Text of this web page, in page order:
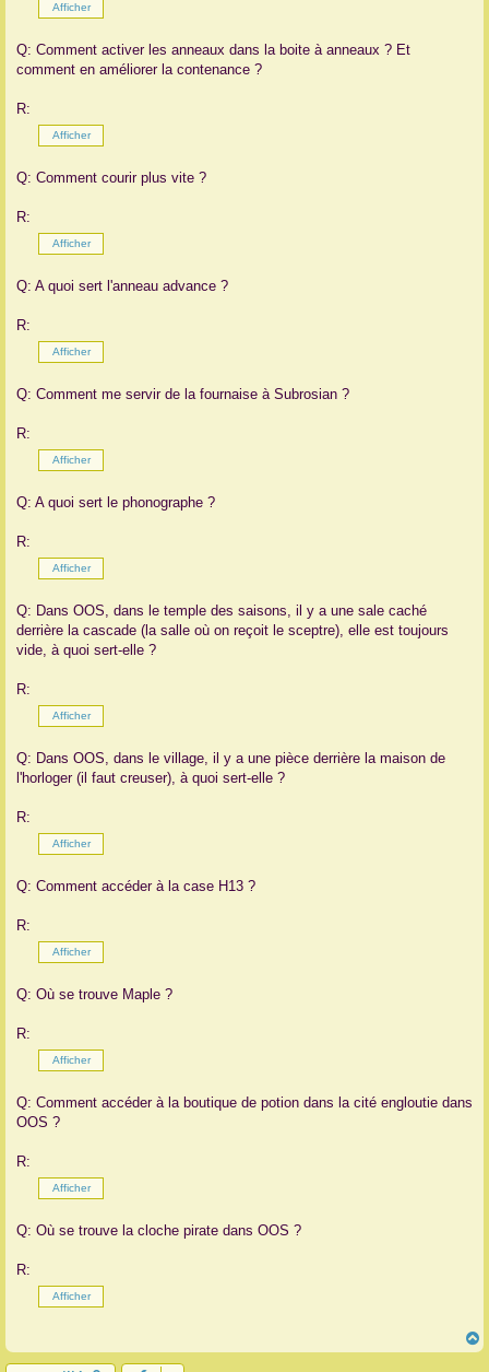
Q: Comment activer les anneaux dans la boite à anneaux ? Et
comment en améliorer la contenance ?
R:
Q: Comment courir plus vite ?
R:
Q: A quoi sert l'anneau advance ?
R:
Q: Comment me servir de la fournaise à Subrosian ?
R:
Q: A quoi sert le phonographe ?
R:
Q: Dans OOS, dans le temple des saisons, il y a une sale caché
derrière la cascade (la salle où on reçoit le sceptre), elle est toujours
vide, à quoi sert-elle ?
R:
Q: Dans OOS, dans le village, il y a une pièce derrière la maison de
l'horloger (il faut creuser), à quoi sert-elle ?
R:
Q: Comment accéder à la case H13 ?
R:
Q: Où se trouve Maple ?
R:
Q: Comment accéder à la boutique de potion dans la cité engloutie dans
OOS ?
R:
Q: Où se trouve la cloche pirate dans OOS ?
R:
a